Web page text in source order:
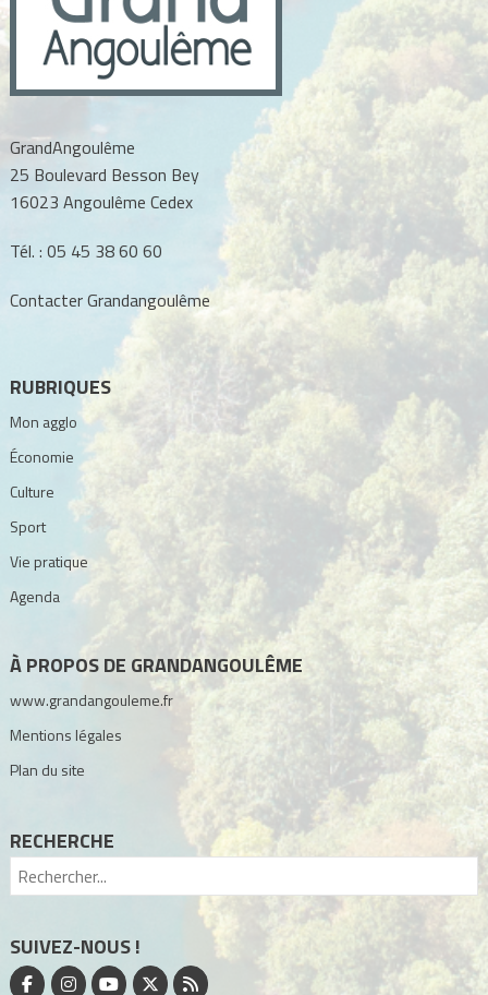
GrandAngoulême
25 Boulevard Besson Bey
16023 Angoulême Cedex
Tél. : 05 45 38 60 60
Contacter Grandangoulême
RUBRIQUES
Mon agglo
Économie
Culture
Sport
Vie pratique
Agenda
À PROPOS DE GRANDANGOULÊME
www.grandangouleme.fr
Mentions légales
Plan du site
RECHERCHE
SUIVEZ-NOUS !